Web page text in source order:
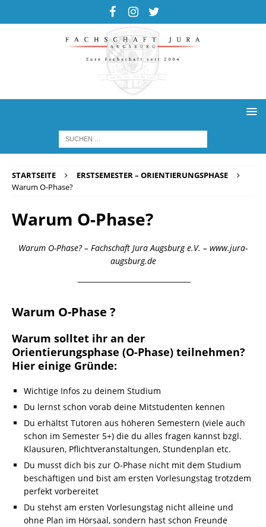
STARTSEITE
ERSTSEMESTER – ORIENTIERUNGSPHASE
Warum O-Phase?
Warum O-Phase?
Warum O-Phase? – Fachschaft Jura Augsburg e.V. – www.jura-
augsburg.de
¯¯¯¯¯¯¯¯¯¯¯¯¯¯¯¯¯¯¯¯¯¯¯¯¯¯¯¯¯¯¯¯¯¯¯¯¯¯
Warum O-Phase ?
Warum solltet ihr an der
Orientierungsphase (O-Phase) teilnehmen?
Hier einige Gründe:
Wichtige Infos zu deinem Studium
Du lernst schon vorab deine Mitstudenten kennen
Du erhältst Tutoren aus höheren Semestern (viele auch
schon im Semester 5+) die du alles fragen kannst bzgl.
Klausuren, Pflichtveranstaltungen, Stundenplan etc.
Du musst dich bis zur O-Phase nicht mit dem Studium
beschäftigen und bist am ersten Vorlesungstag trotzdem
perfekt vorbereitet
Du stehst am ersten Vorlesungstag nicht alleine und
ohne Plan im Hörsaal, sondern hast schon Freunde